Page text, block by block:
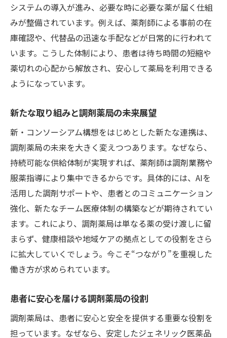
システムの導入が進み、必要な時に必要な薬が届く仕組
みが整備されています。例えば、薬剤師による事前の在
庫確認や、代替品の迅速な手配などが日常的に行われて
います。こうした体制により、患者は待ち時間の短縮や
薬切れの心配から解放され、安心して薬局を利用できる
ようになっています。
新たな取り組みと調剤薬局の未来展望
新・コンソーシアム構想をはじめとした新たな連携は、
調剤薬局の未来を大きく変えつつあります。なぜなら、
持続可能な供給体制が実現すれば、薬剤師は調剤業務や
服薬指導により集中できるからです。具体的には、AIを
活用した調剤サポートや、患者とのコミュニケーション
強化、新たなチーム医療体制の構築などが期待されてい
ます。これにより、調剤薬局は単なる薬の受け渡しに留
まらず、健康相談や地域ケアの拠点としての役割をさら
に拡大していくでしょう。今こそ“つながり”を重視した
働き方が求められています。
患者に安心を届ける調剤薬局の役割
調剤薬局は、患者に安心と安全を提供する重要な役割を
担っています。なぜなら、安定したジェネリック医薬品